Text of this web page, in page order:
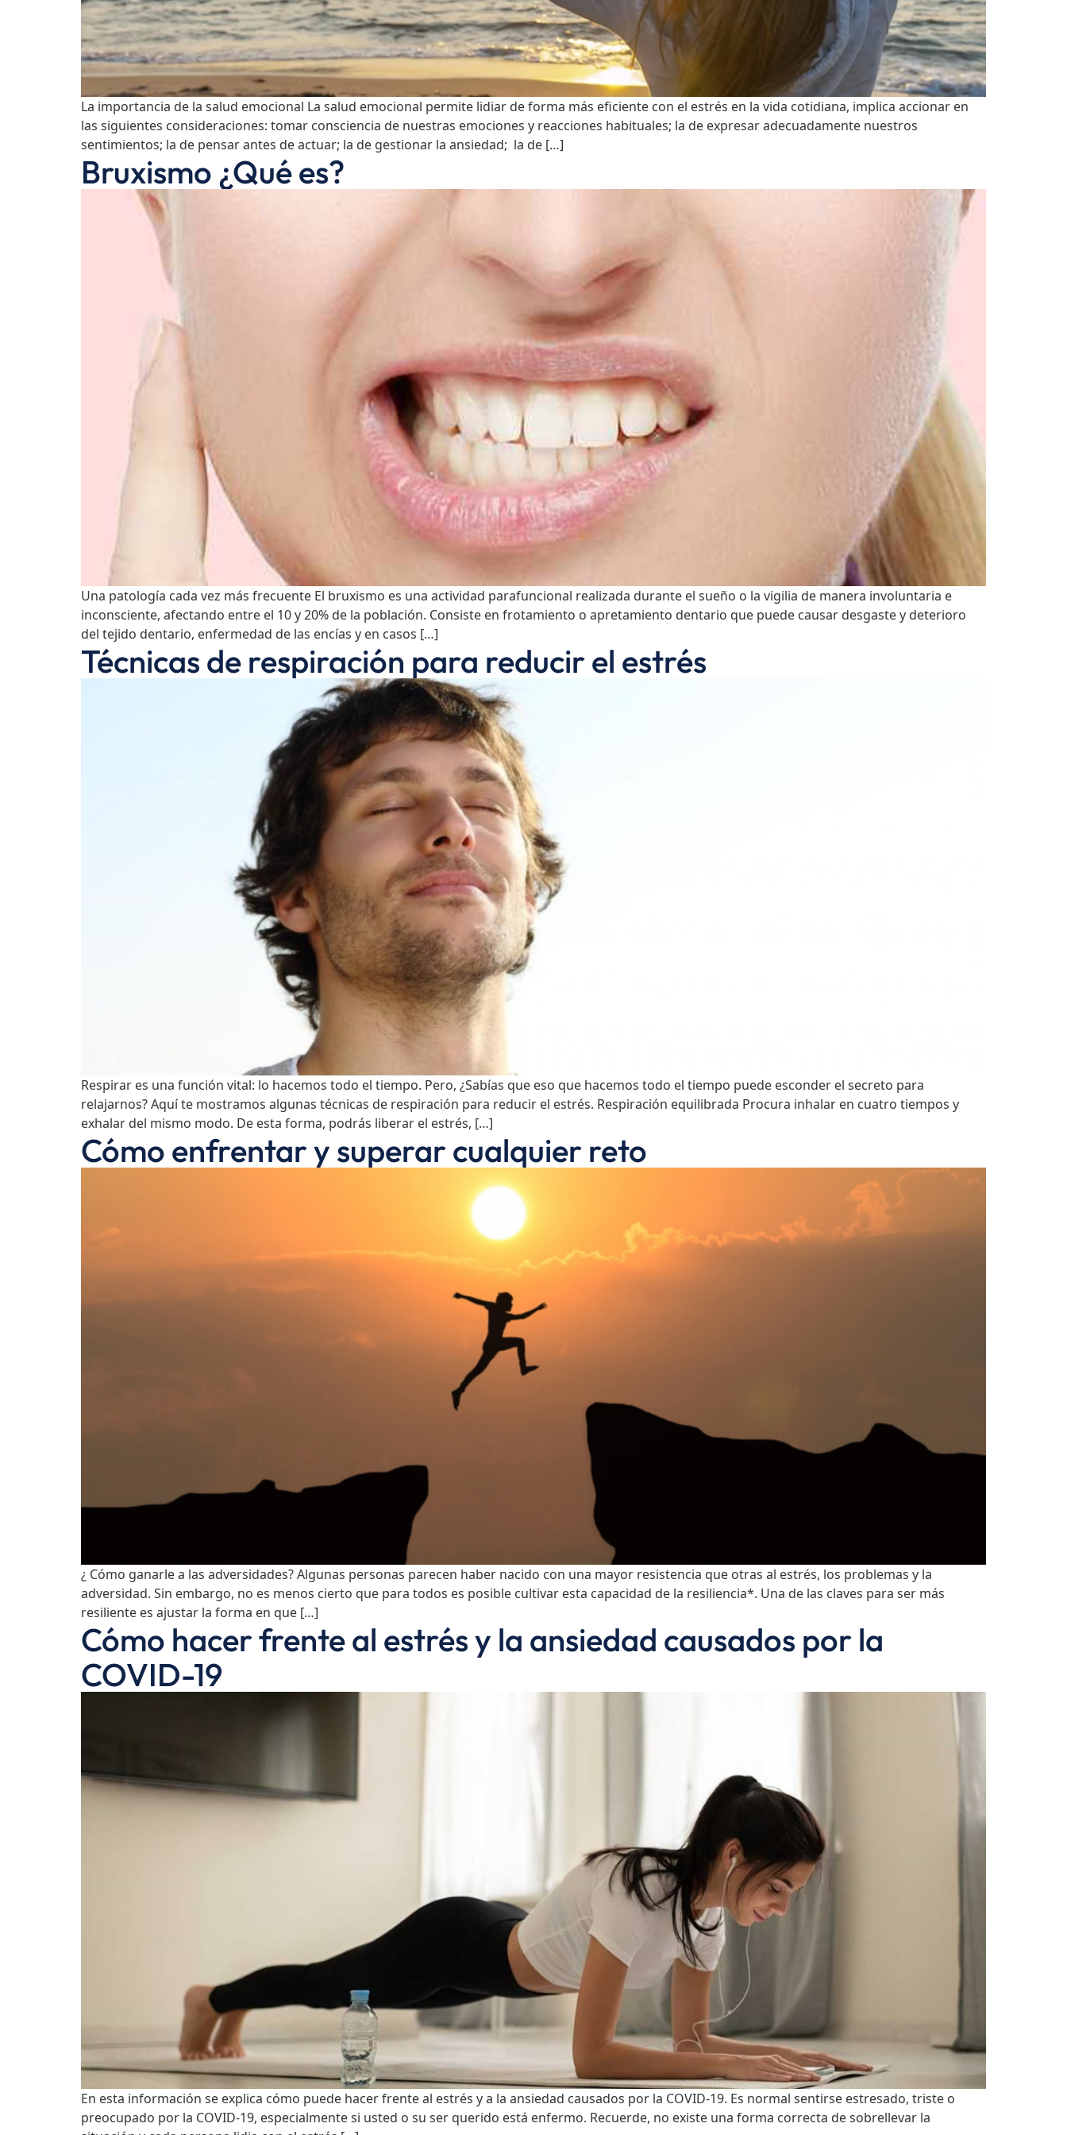
La importancia de la salud emocional La salud emocional permite lidiar de forma más eficiente con el estrés en la vida cotidiana, implica accionar en
las siguientes consideraciones: tomar consciencia de nuestras emociones y reacciones habituales; la de expresar adecuadamente nuestros
sentimientos; la de pensar antes de actuar; la de gestionar la ansiedad; la de […]
Bruxismo ¿Qué es?
Una patología cada vez más frecuente El bruxismo es una actividad parafuncional realizada durante el sueño o la vigilia de manera involuntaria e
inconsciente, afectando entre el 10 y 20% de la población. Consiste en frotamiento o apretamiento dentario que puede causar desgaste y deterioro
del tejido dentario, enfermedad de las encías y en casos […]
Técnicas de respiración para reducir el estrés
Respirar es una función vital: lo hacemos todo el tiempo. Pero, ¿Sabías que eso que hacemos todo el tiempo puede esconder el secreto para
relajarnos? Aquí te mostramos algunas técnicas de respiración para reducir el estrés. Respiración equilibrada Procura inhalar en cuatro tiempos y
exhalar del mismo modo. De esta forma, podrás liberar el estrés, […]
Cómo enfrentar y superar cualquier reto
¿ Cómo ganarle a las adversidades? Algunas personas parecen haber nacido con una mayor resistencia que otras al estrés, los problemas y la
adversidad. Sin embargo, no es menos cierto que para todos es posible cultivar esta capacidad de la resiliencia*. Una de las claves para ser más
resiliente es ajustar la forma en que […]
Cómo hacer frente al estrés y la ansiedad causados por la
COVID-19
En esta información se explica cómo puede hacer frente al estrés y a la ansiedad causados por la COVID-19. Es normal sentirse estresado, triste o
preocupado por la COVID-19, especialmente si usted o su ser querido está enfermo. Recuerde, no existe una forma correcta de sobrellevar la